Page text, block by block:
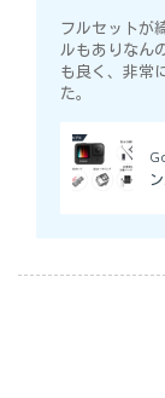
フルセットが
ルもありなん
も良く、非常
た。